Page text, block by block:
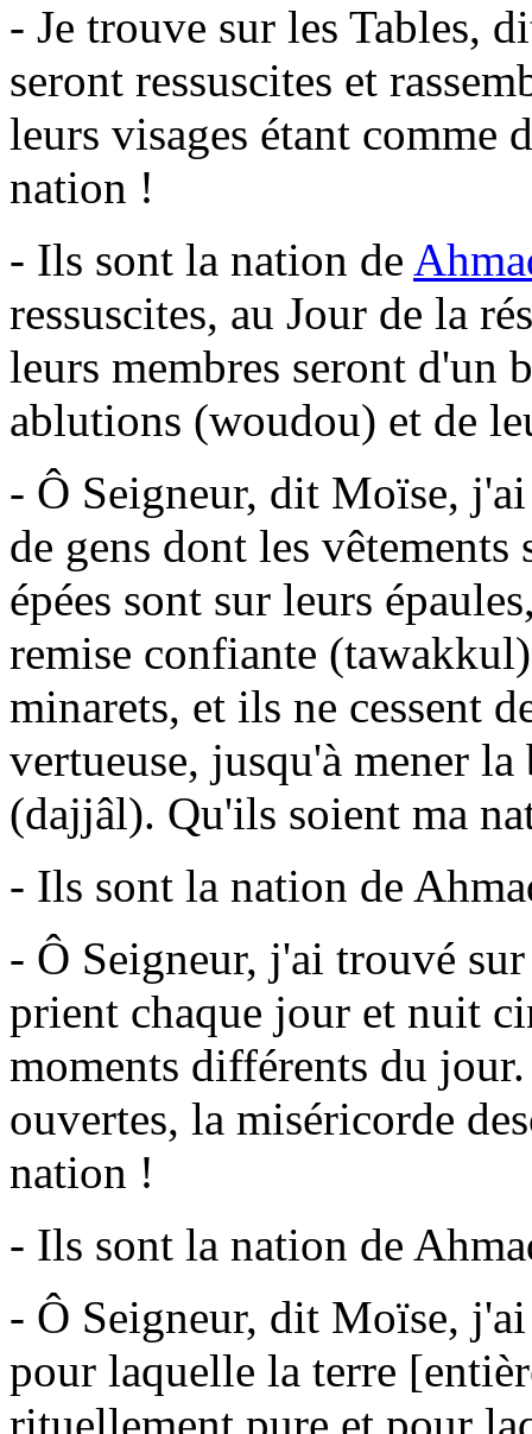
- Je trouve sur les Tables,
seront ressuscites et
leurs visages étant comme
nation !
- Ils sont la nation de
ressuscites, au Jour de la
leurs membres seront d'un
ablutions (woudou) et de
- Ô Seigneur, dit Moïse,
de gens dont les
épées sont sur leurs
remise confiante
minarets, et ils ne cessent
vertueuse, jusqu'à mener
(dajjâl). Qu'ils soient ma
- Ils sont la nation de
- Ô Seigneur, j'ai trouvé
prient chaque jour et nuit
moments différents du
ouvertes, la miséricorde
nation !
- Ils sont la nation de
- Ô Seigneur, dit Moïse,
pour laquelle la terre